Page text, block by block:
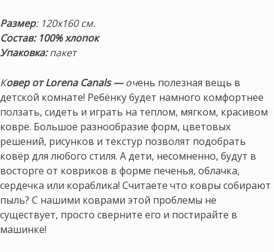
Размер: 120х160 см.
Состав: 100% хлопок
Упаковка:пакет
Ковер от Lorena Canals —очень полезная вещь в
детской комнате! Ребёнку будет намного комфортнее
ползать, сидеть и играть на теплом, мягком, красивом
ковре. Большое разнообразие форм, цветовых
решений, рисунков и текстур позволят подобрать
ковёр для любого стиля. А дети, несомненно, будут в
восторге от ковриков в форме печенья, облачка,
сердечка или кораблика! Считаете что ковры собирают
пыль? С нашими коврами этой проблемы не
существует, просто сверните его и постирайте в
машинке!